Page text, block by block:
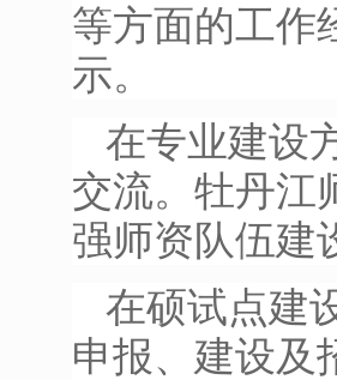
等方面的工作
示。
在专业建设
交流。牡丹江
强师资队伍建
在硕试点建
申报、建设及